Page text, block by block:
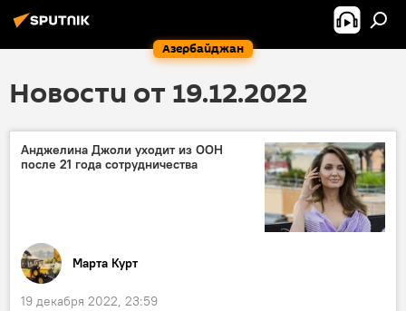
Азербайджан
Новости от 19.12.2022
Анджелина Джоли уходит из ООН
после 21 года сотрудничества
Марта Курт
19 декабря 2022, 23:59